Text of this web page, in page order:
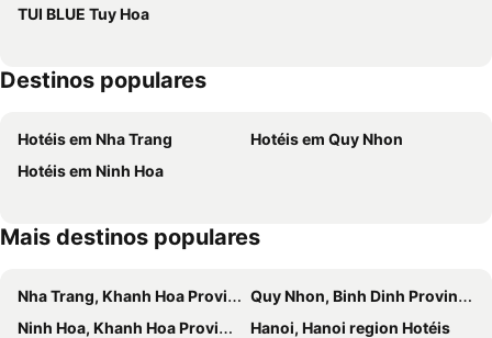
TUI BLUE Tuy Hoa
Destinos populares
Hotéis em Nha Trang
Hotéis em Quy Nhon
Hotéis em Ninh Hoa
Mais destinos populares
Nha Trang, Khanh Hoa Province Hotéis
Quy Nhon, Binh Dinh Province Hotéis
Ninh Hoa, Khanh Hoa Province Hotéis
Hanoi, Hanoi region Hotéis